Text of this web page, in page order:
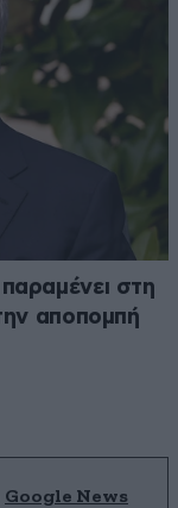
στη
αποπομπή
Google News